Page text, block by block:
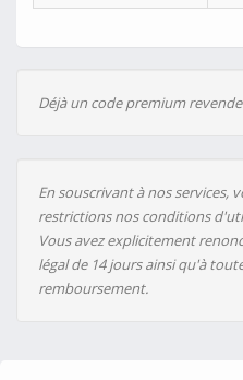
Déjà un code premium
En souscrivant à nos services,
restrictions nos conditions
Vous avez explicitement
légal de 14 jours ainsi qu'à
remboursement.